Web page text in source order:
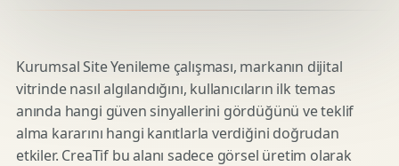
Kurumsal Site Yenileme çalışması, markanın dijital
vitrinde nasıl algılandığını, kullanıcıların ilk temas
anında hangi güven sinyallerini gördüğünü ve teklif
alma kararını hangi kanıtlarla verdiğini doğrudan
etkiler. CreaTif bu alanı sadece görsel üretim olarak